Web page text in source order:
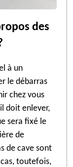
des
à un
le débarras
chez vous
doit enlever,
sera fixé le
de
de cave sont
toutefois,